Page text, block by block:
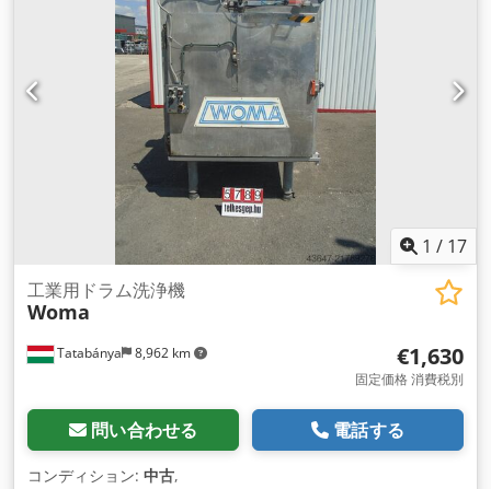
1 / 17
Tatabánya 8,962 km
工業用ドラム洗浄機
Woma
€1,630
固定価格 消費税別
問い合わせる 電話する
コンディション: 中古,